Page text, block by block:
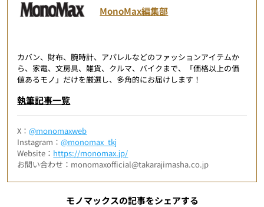
MonoMax編集部
カバン、財布、腕時計、アパレルなどのファッションアイテムか
ら、家電、文房具、雑貨、クルマ、バイクまで、「価格以上の価
値あるモノ」だけを厳選し、多角的にお届けします！
執筆記事一覧
X：@monomaxweb
Instagram：@monomax_tkj
Website： https://monomax.jp/
お問い合わせ：monomaxofficial@takarajimasha.co.jp
モノマックスの記事をシェアする